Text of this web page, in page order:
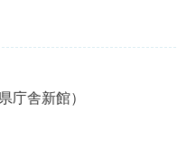
庁舎新館）